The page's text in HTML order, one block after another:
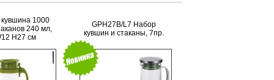
1000
240 мл,
H27 см
GPH27B/L7 Набор
кувшин и стаканы, 7пр.